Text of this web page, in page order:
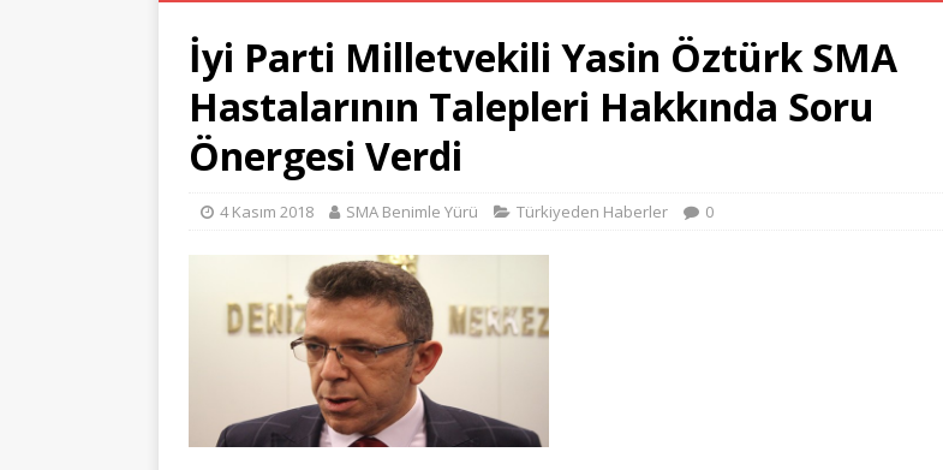
İyi Parti Milletvekili Yasin Öztürk SMA
Hastalarının Talepleri Hakkında Soru
Önergesi Verdi
4 Kasım 2018 SMA Benimle Yürü Türkiyeden Haberler 0